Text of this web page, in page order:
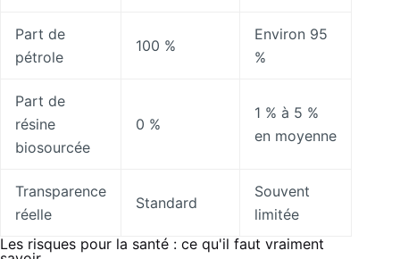
Part de
pétrole
100 %
Environ 95
%
Part de
résine
biosourcée
0 %
1 % à 5 %
en moyenne
Transparence
réelle
Standard
Souvent
limitée
Les risques pour la santé : ce qu'il faut vraiment